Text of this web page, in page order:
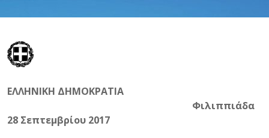
ΕΛΛΗΝΙΚΗ ΔΗΜΟΚΡΑΤΙΑ
Φιλιππιάδα
28 Σεπτεμβρίου 2017